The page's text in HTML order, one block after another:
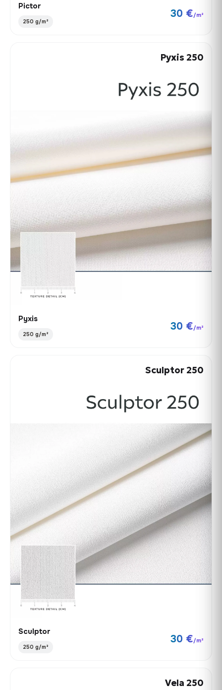
Pictor
250 g/m²
30 €/m²
Pyxis 250
Pyxis
250 g/m²
30 €/m²
Sculptor 250
Sculptor
250 g/m²
30 €/m²
Vela 250